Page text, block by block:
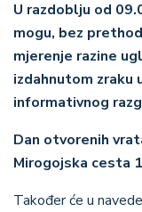
U razdoblju od
mogu, bez
mjerenje razine
izdahnutom zraku
informativnog
Dan otvorenih
Mirogojska cesta
Također će u